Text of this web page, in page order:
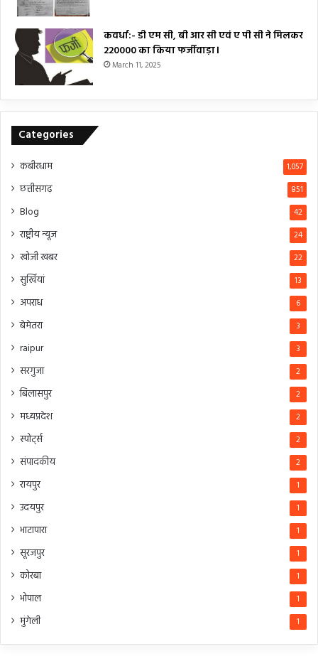
कवर्धा:- डी एम सी, बी आर सी एवं ए पी सी ने मिलकर
₹220000 का किया फर्जीवाड़ा।
March 11, 2025
Categories
कबीरधाम 1,057
छत्तीसगढ़ 851
Blog 42
राष्ट्रीय न्यूज 24
खोजी खबर 22
सुर्खियां 13
अपराध 6
बेमेतरा 3
raipur 3
सरगुजा 2
बिलासपुर 2
मध्यप्रदेश 2
स्पोर्ट्स 2
संपादकीय 2
रायपुर 1
उदयपुर 1
भाटापारा 1
सूरजपुर 1
कोरबा 1
भोपाल 1
मुंगेली 1